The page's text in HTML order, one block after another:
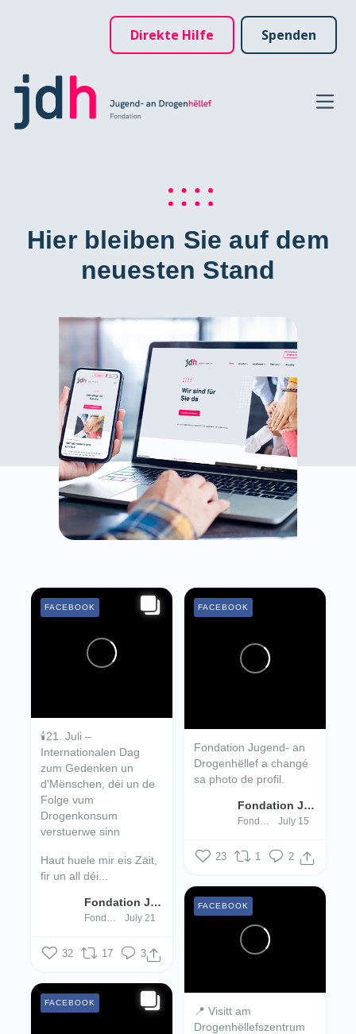
Direkte Hilfe Spenden
Hier bleiben Sie auf dem
neuesten Stand
🕯️21. Juli –
Internationalen Dag
zum Gedenken un
d'Mënschen, déi un de
Folge vum
Drogenkonsum
verstuerwe sinn
Haut huele mir eis Zäit,
fir un all déi...
Fondation Jugend- an Drogenhëllef
July 21
FACEBOOK
32 17 3
Fondation Jugend- an
Drogenhëllef a changé
sa photo de profil.
Fondation Jugend- an Drogenhëllef
July 15
FACEBOOK
23 1 2
📍 Visitt am
Drogenhëllefszentrum
FACEBOOK
FACEBOOK